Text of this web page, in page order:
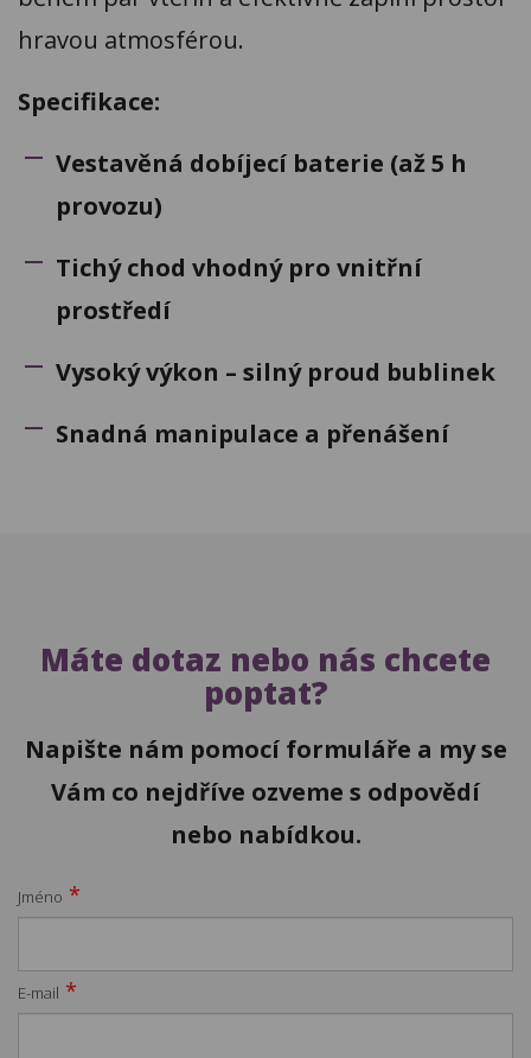
hravou atmosférou.
Specifikace:
Vestavěná dobíjecí baterie (až 5 h
provozu)
Tichý chod vhodný pro vnitřní
prostředí
Vysoký výkon – silný proud bublinek
Snadná manipulace a přenášení
Máte dotaz nebo nás chcete
poptat?
Napište nám pomocí formuláře a my se
Vám co nejdříve ozveme s odpovědí
nebo nabídkou.
Jméno *
E-mail *